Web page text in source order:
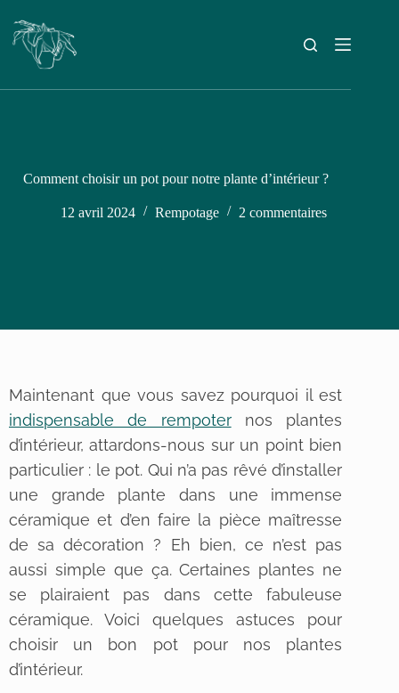
Comment choisir un pot pour notre plante d’intérieur ?
12 avril 2024 Rempotage 2 commentaires
Maintenant que vous savez pourquoi il est
indispensable de rempoternos plantes
d’intérieur, attardons-nous sur un point bien
particulier : le pot. Qui n’a pas rêvé d’installer
une grande plante dans une immense
céramique et d’en faire la pièce maîtresse
de sa décoration ? Eh bien, ce n’est pas
aussi simple que ça. Certaines plantes ne
se plairaient pas dans cette fabuleuse
céramique. Voici quelques astuces pour
choisir un bon pot pour nos plantes
d’intérieur.